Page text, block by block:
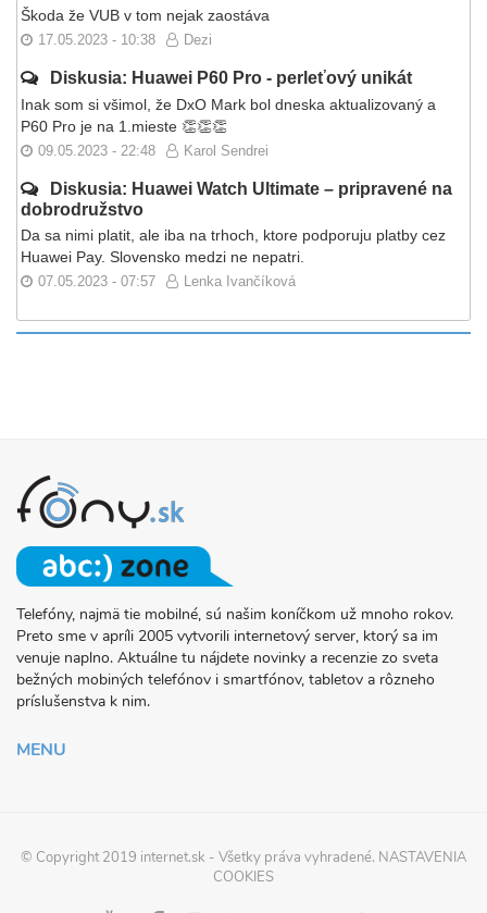
Škoda že VUB v tom nejak zaostáva
17.05.2023 - 10:38 Dezi
Diskusia: Huawei P60 Pro - perleťový unikát
Inak som si všimol, že DxO Mark bol dneska aktualizovaný a
P60 Pro je na 1.mieste 👏👏👏
09.05.2023 - 22:48 Karol Sendrei
Diskusia: Huawei Watch Ultimate – pripravené na
dobrodružstvo
Da sa nimi platit, ale iba na trhoch, ktore podporuju platby cez
Huawei Pay. Slovensko medzi ne nepatri.
07.05.2023 - 07:57 Lenka Ivančíková
O
PROJEKTE
FONY.SK
Telefóny, najmä tie mobilné, sú našim koníčkom už mnoho rokov.
Preto sme v apríli 2005 vytvorili internetový server, ktorý sa im
venuje naplno. Aktuálne tu nájdete novinky a recenzie zo sveta
bežných mobiných telefónov i smartfónov, tabletov a rôzneho
príslušenstva k nim.
MENU
© Copyright 2019 internet.sk - Všetky práva vyhradené. NASTAVENIA
COOKIES